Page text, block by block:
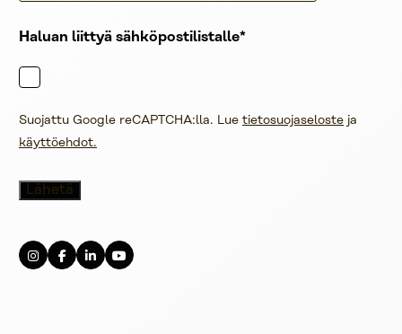
Haluan liittyä sähköpostilistalle
Suojattu Google reCAPTCHA:lla. Lue tietosuojaseloste ja
käyttöehdot.